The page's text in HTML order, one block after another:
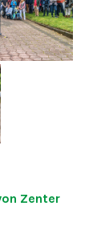
Zenter